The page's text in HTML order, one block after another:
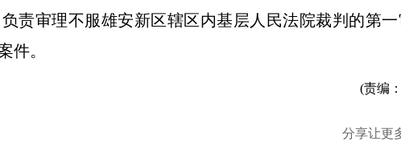
责审理不服雄安新区辖区内基层人民法院裁判的第
件。
(责编
分享让更